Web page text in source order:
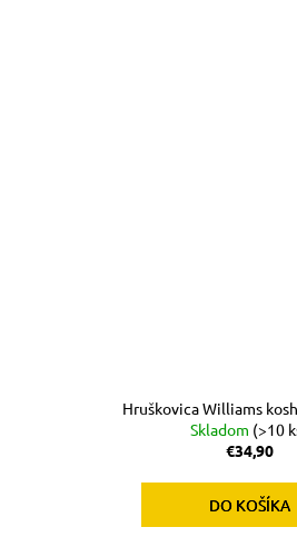
Hruškovica Williams
Skladom (>10
€34,90
DO KOŠÍKA